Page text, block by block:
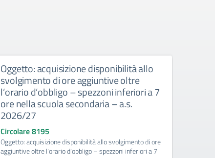
Oggetto: acquisizione disponibilità allo
svolgimento di ore aggiuntive oltre
l’orario d’obbligo – spezzoni inferiori a 7
ore nella scuola secondaria – a.s.
2026/27
Circolare 8195
Oggetto: acquisizione disponibilità allo svolgimento di ore
aggiuntive oltre l’orario d’obbligo – spezzoni inferiori a 7